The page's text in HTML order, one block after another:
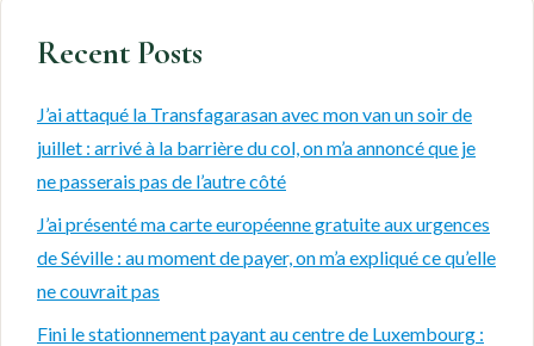
Recent Posts
J’ai attaqué la Transfagarasan avec mon van un soir de
juillet : arrivé à la barrière du col, on m’a annoncé que je
ne passerais pas de l’autre côté
J’ai présenté ma carte européenne gratuite aux urgences
de Séville : au moment de payer, on m’a expliqué ce qu’elle
ne couvrait pas
Fini le stationnement payant au centre de Luxembourg :